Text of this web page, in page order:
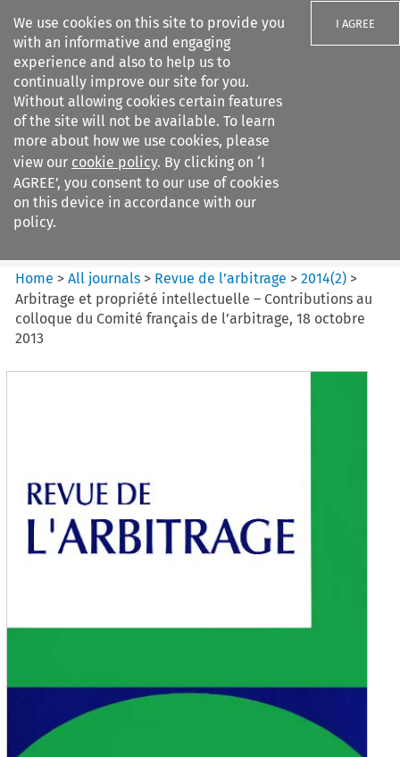
We use cookies on this site to provide you
with an informative and engaging
experience and also to help us to
continually improve our site for you.
Without allowing cookies certain features
of the site will not be available. To learn
more about how we use cookies, please
view our cookie policy. By clicking on ‘I
AGREE’, you consent to our use of cookies
on this device in accordance with our
policy.
I AGREE
Search filters
Revue de
l%E2%80%99arbitrage
Home >All journals > Revue de l’arbitrage >2014(2) >
Arbitrage et propriété intellectuelle – Contributions au
colloque du Comité français de l’arbitrage, 18 octobre
2013